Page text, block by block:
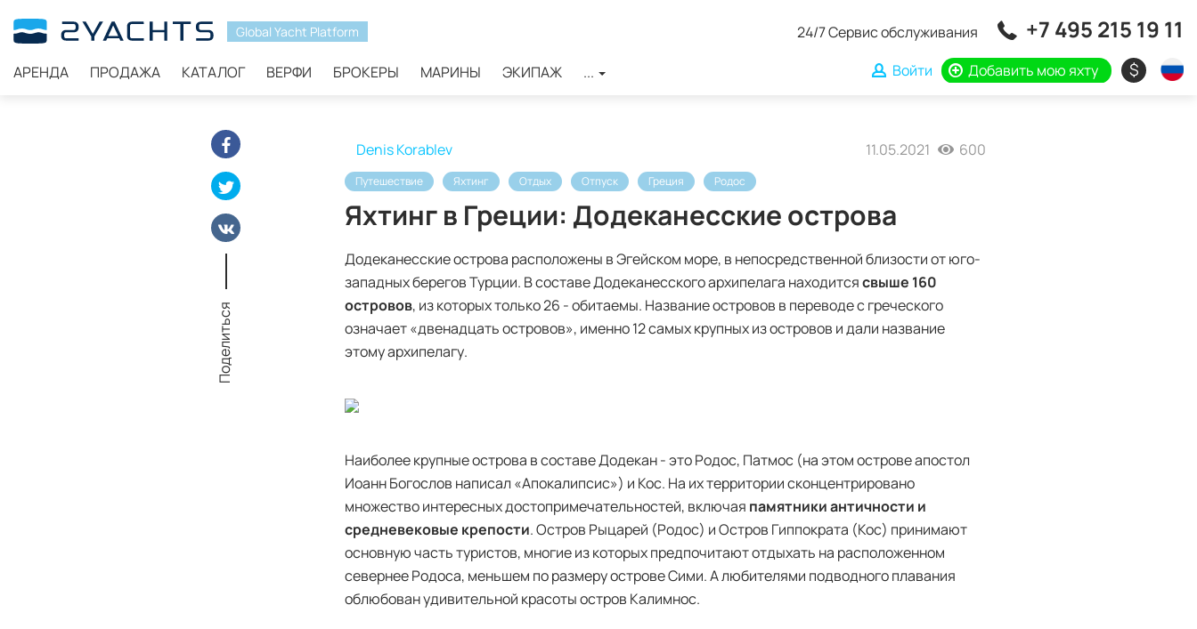
Global Yacht Platform
АРЕНДА ПРОДАЖА КАТАЛОГ ВЕРФИ БРОКЕРЫ МАРИНЫ ЭКИПАЖ ...
24/7 Сервис обслуживания +7 495 215 19 11
Войти Добавить мою яхту $
Поделиться
Denis Korablev 11.05.2021 600
Путешествие Яхтинг Отдых Отпуск Греция Родос
Яхтинг в Греции: Додеканесские острова
Додеканесские острова расположены в Эгейском море, в непосредственной близости от юго-
западных берегов Турции. В составе Додеканесского архипелага находитсясвыше 160
островов, из которых только 26 - обитаемы. Название островов в переводе с греческого
означает «двенадцать островов», именно 12 самых крупных из островов и дали название
этому архипелагу.
Наиболее крупные острова в составе Додекан - это Родос, Патмос (на этом острове апостол
Иоанн Богослов написал «Апокалипсис») и Кос. На их территории сконцентрировано
множество интересных достопримечательностей, включая памятники античности и
средневековые крепости. Остров Рыцарей (Родос) и Остров Гиппократа (Кос) принимают
основную часть туристов, многие из которых предпочитают отдыхать на расположенном
севернее Родоса, меньшем по размеру острове Сими. А любителями подводного плавания
облюбован удивительной красоты остров Калимнос.